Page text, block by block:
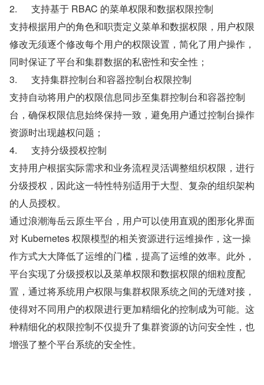
2.      支持基于 RBAC 的菜单权限和数据权限控制
支持根据用户的角色和职责定义菜单和数据权限，用户权限
修改无须逐个修改每个用户的权限设置，简化了用户操作，
同时保证了平台和集群数据的私密性和安全性；
3.      支持集群控制台和容器控制台权限控制
支持自动将用户的权限信息同步至集群控制台和容器控制
台，确保权限信息始终保持一致，避免用户通过控制台操作
资源时出现越权问题；
4.      支持分级授权控制
支持用户根据实际需求和业务流程灵活调整组织权限，进行
分级授权，因此这一特性特别适用于大型、复杂的组织架构
的人员授权。
通过浪潮海岳云原生平台，用户可以使用直观的图形化界面
对 Kubernetes 权限模型的相关资源进行运维操作，这一操
作方式大大降低了运维的门槛，提高了运维的效率。此外，
平台实现了分级授权以及菜单权限和数据权限的细粒度配
置，通过将系统用户权限与集群权限系统之间的无缝对接，
使得对不同用户的权限进行更加精细化的控制成为可能。这
种精细化的权限控制不仅提升了集群资源的访问安全性，也
增强了整个平台系统的安全性。